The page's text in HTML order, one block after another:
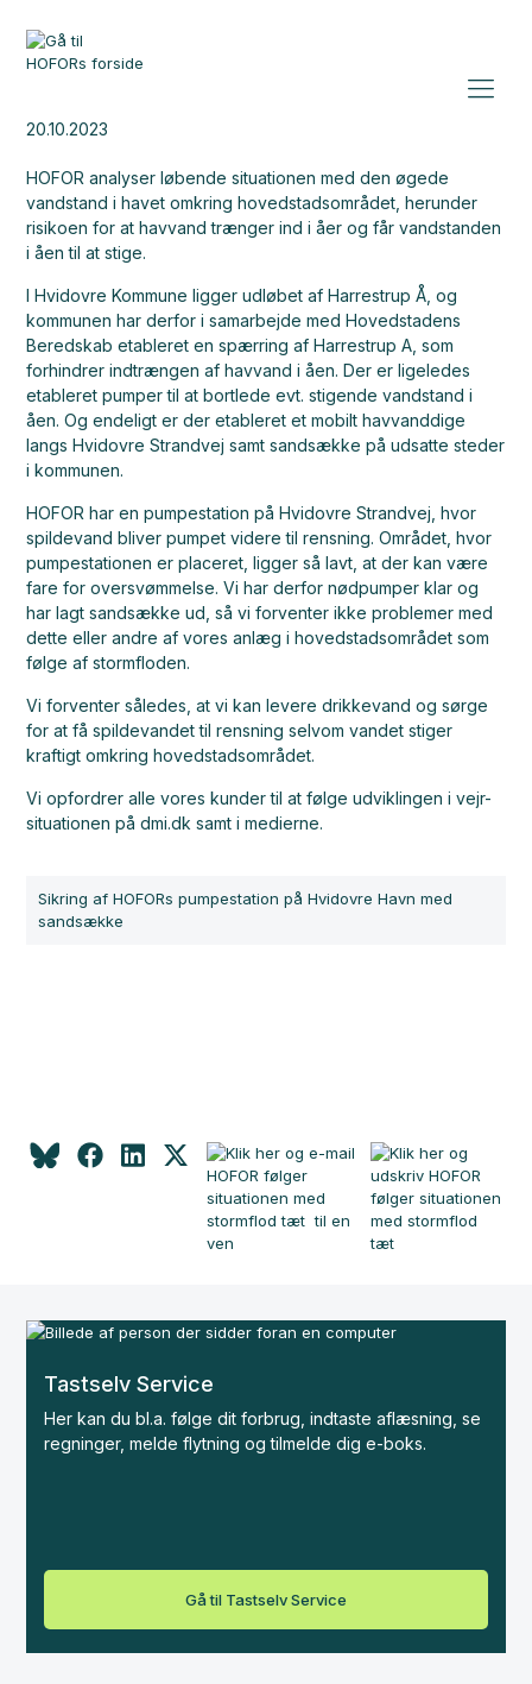
20.10.2023
HOFOR analyser løbende situationen med den øgede
vandstand i havet omkring hovedstadsområdet, herunder
risikoen for at havvand trænger ind i åer og får vandstanden
i åen til at stige.
I Hvidovre Kommune ligger udløbet af Harrestrup Å, og
kommunen har derfor i samarbejde med Hovedstadens
Beredskab etableret en spærring af Harrestrup A, som
forhindrer indtrængen af havvand i åen. Der er ligeledes
etableret pumper til at bortlede evt. stigende vandstand i
åen. Og endeligt er der etableret et mobilt havvanddige
langs Hvidovre Strandvej samt sandsække på udsatte steder
i kommunen.
HOFOR har en pumpestation på Hvidovre Strandvej, hvor
spildevand bliver pumpet videre til rensning. Området, hvor
pumpestationen er placeret, ligger så lavt, at der kan være
fare for oversvømmelse. Vi har derfor nødpumper klar og
har lagt sandsække ud, så vi forventer ikke problemer med
dette eller andre af vores anlæg i hovedstadsområdet som
følge af stormfloden.
Vi forventer således, at vi kan levere drikkevand og sørge
for at få spildevandet til rensning selvom vandet stiger
kraftigt omkring hovedstadsområdet.
Vi opfordrer alle vores kunder til at følge udviklingen i vejr-
situationen på dmi.dk samt i medierne.
Sikring af HOFORs pumpestation på Hvidovre Havn med
sandsække
Tastselv Service
Her kan du bl.a. følge dit forbrug, indtaste aflæsning, se
regninger, melde flytning og tilmelde dig e-boks.
Gå til Tastselv Service